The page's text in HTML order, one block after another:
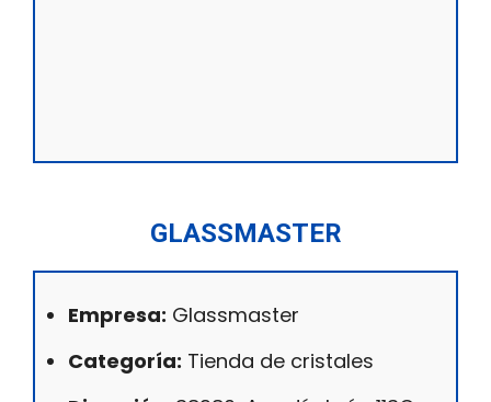
GLASSMASTER
Empresa: Glassmaster
Categoría: Tienda de cristales